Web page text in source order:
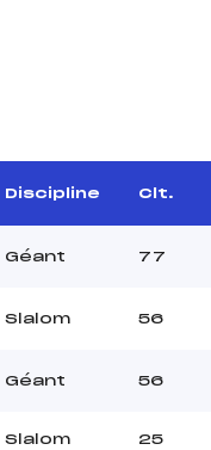
Discipline Clt.
Géant 77
Slalom 56
Géant 56
Slalom 25